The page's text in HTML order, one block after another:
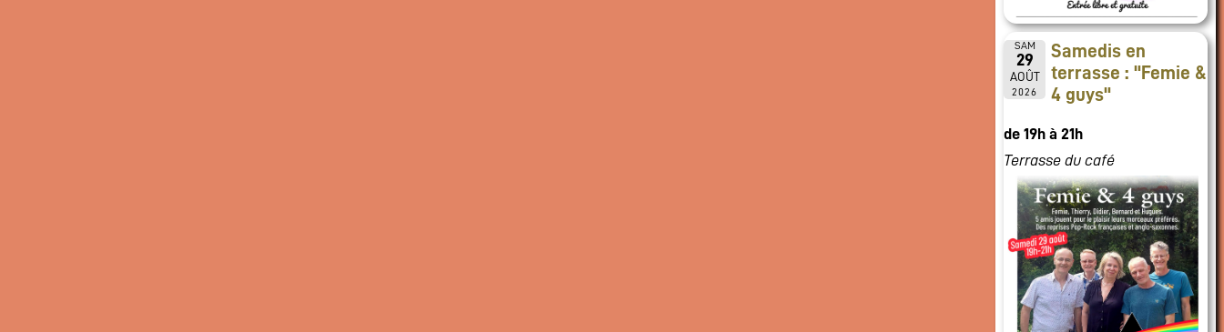
SAM
29
AOÛT
2026
Samedis en
terrasse : "Femie &
4 guys"
de 19h à 21h
Terrasse du café